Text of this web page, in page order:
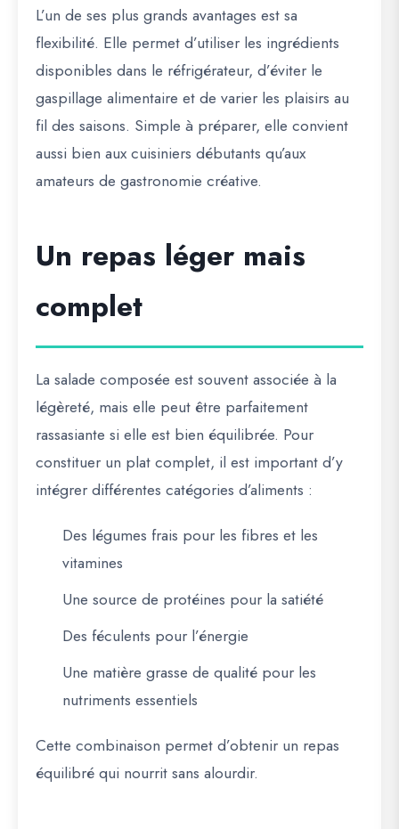
L’un de ses plus grands avantages est sa
flexibilité. Elle permet d’utiliser les ingrédients
disponibles dans le réfrigérateur, d’éviter le
gaspillage alimentaire et de varier les plaisirs au
fil des saisons. Simple à préparer, elle convient
aussi bien aux cuisiniers débutants qu’aux
amateurs de gastronomie créative.
Un repas léger mais
complet
La salade composée est souvent associée à la
légèreté, mais elle peut être parfaitement
rassasiante si elle est bien équilibrée. Pour
constituer un plat complet, il est important d’y
intégrer différentes catégories d’aliments :
Des légumes frais pour les fibres et les
vitamines
Une source de protéines pour la satiété
Des féculents pour l’énergie
Une matière grasse de qualité pour les
nutriments essentiels
Cette combinaison permet d’obtenir un repas
équilibré qui nourrit sans alourdir.